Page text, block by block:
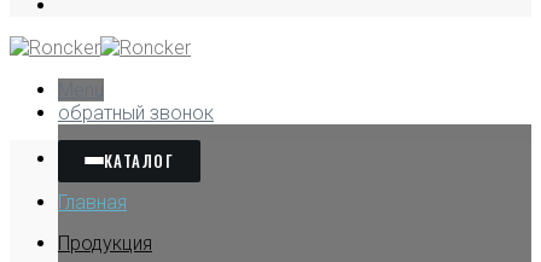
обратный звонок
КАТАЛОГ
Главная
Продукция